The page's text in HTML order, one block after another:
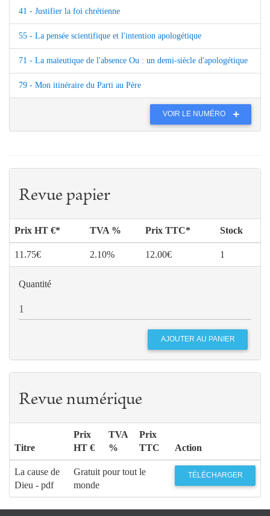
41 - Justifier la foi chrétienne
55 - La pensée scientifique et l'intention apologétique
71 - La maïeutique de l'absence Ou : un demi-siècle d'apologétique
79 - Mon itinéraire du Parti au Père
VOIR LE NUMÉRO
Revue papier
Prix HT €* TVA % Prix TTC* Stock
11.75€ 2.10% 12.00€ 1
Quantité
Revue numérique
Titre
Prix
HT €
TVA
%
Prix
TTC
Action
La cause de
Dieu - pdf
Gratuit pour tout le
monde
TÉLÉCHARGER